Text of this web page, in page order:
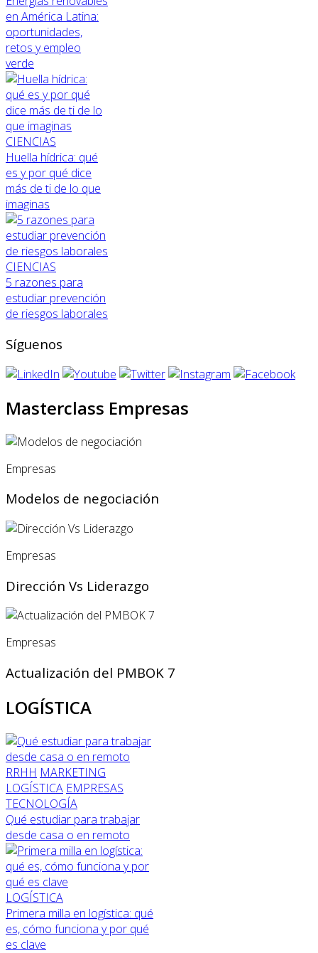
en América Latina:
oportunidades,
retos y empleo
verde
CIENCIAS
Huella hídrica: qué
es y por qué dice
más de ti de lo que
imaginas
CIENCIAS
5 razones para
estudiar prevención
de riesgos laborales
Síguenos
Masterclass Empresas
Empresas
Modelos de negociación
Empresas
Dirección Vs Liderazgo
Empresas
Actualización del PMBOK 7
LOGÍSTICA
RRHH MARKETING
LOGÍSTICA EMPRESAS
TECNOLOGÍA
Qué estudiar para trabajar
desde casa o en remoto
LOGÍSTICA
Primera milla en logística: qué
es, cómo funciona y por qué
es clave